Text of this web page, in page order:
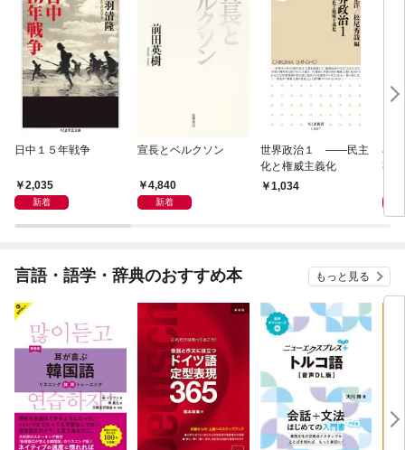
日中１５年戦争
2,035
新着
宣長とベルクソン
4,840
新着
世界政治１ ――民主
化と権威主義化
1,034
石
導
言語・語学・辞典のおすすめ本 もっと見る